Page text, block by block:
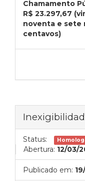
Chamamento
R$ 23.297,67
noventa e sete
centavos)
Status:
Abertura: 12/03/
Publicado em: